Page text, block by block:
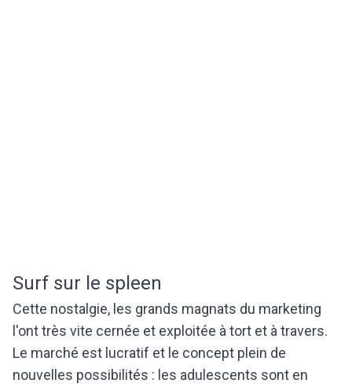
Surf sur le spleen
Cette nostalgie, les grands magnats du marketing
l'ont très vite cernée et exploitée à tort et à travers.
Le marché est lucratif et le concept plein de
nouvelles possibilités : les adulescents sont en